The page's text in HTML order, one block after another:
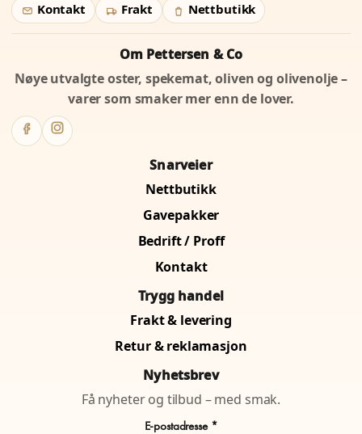
Kontakt
Frakt Nettbutikk
Om Pettersen & Co
Nøye utvalgte oster, spekemat, oliven og olivenolje –
varer som smaker mer enn de lover.
Snarveier
Nettbutikk
Gavepakker
Bedrift / Proff
Kontakt
Trygg handel
Frakt & levering
Retur & reklamasjon
Nyhetsbrev
Få nyheter og tilbud – med smak.
E-postadresse *